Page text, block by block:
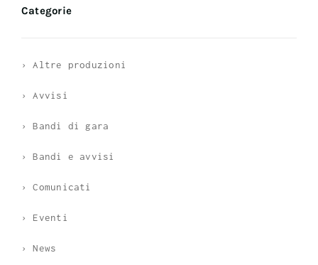
Categorie
› Altre produzioni
› Avvisi
› Bandi di gara
› Bandi e avvisi
› Comunicati
› Eventi
› News